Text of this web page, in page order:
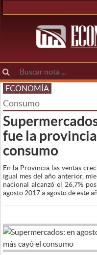
ECONOMÍA
Consumo
fue la
consumo
En la Provincia las ventas
igual mes del año anterior,
nacional alcanzó el 26,7%
agosto 2017 a agosto de este